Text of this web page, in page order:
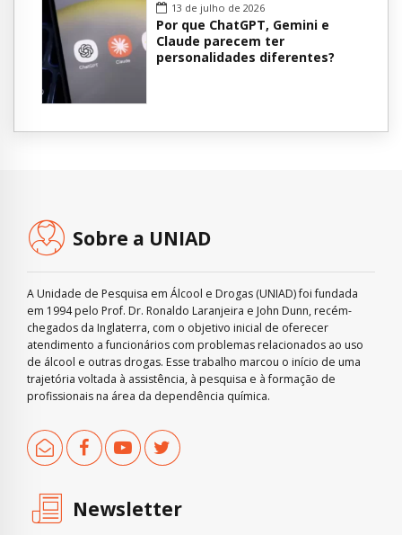
13 de julho de 2026
Por que ChatGPT, Gemini e
Claude parecem ter
personalidades diferentes?
Sobre a UNIAD
A Unidade de Pesquisa em Álcool e Drogas (UNIAD) foi fundada
em 1994 pelo Prof. Dr. Ronaldo Laranjeira e John Dunn, recém-
chegados da Inglaterra, com o objetivo inicial de oferecer
atendimento a funcionários com problemas relacionados ao uso
de álcool e outras drogas. Esse trabalho marcou o início de uma
trajetória voltada à assistência, à pesquisa e à formação de
profissionais na área da dependência química.
Newsletter